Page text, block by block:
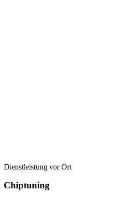
Dienstleistung vor Ort
Chiptuning